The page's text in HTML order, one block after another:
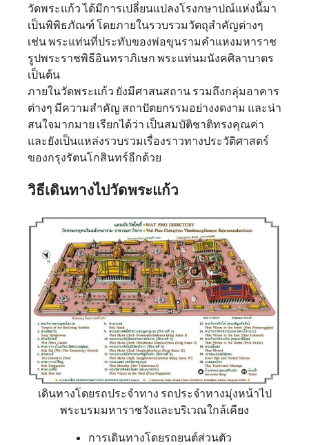
วัดพระแก้ว ได้มีการเปลี่ยนแปลงโรงกษาปณ์แห่งนี้มา
เป็นพิพิธภัณฑ์ โดยภายในรวบรวมวัตถุสำคัญต่างๆ
เช่น พระแท่นที่ประทับของพ่อขุนรามคำแหงมหาราช
รูปพระราชพิธีอินทราภิเษก พระแท่นมนังคศิลาบาตร
เป็นต้น
ภายในวัดพระแก้ว ยังมีศาสนสถาน รวมถึงกลุ่มอาคาร
ต่างๆ มีความสำคัญ สถาปัตยกรรมอย่างงดงาม และน่า
สนใจมากมาย เรียกได้ว่า เป็นสมบัติชาติทรงคุณค่า
และยังเป็นแหล่งรวบรวมเรื่องราวทางประวัติศาสตร์
ของกรุงรัตนโกสินทร์อีกด้วย
วิธีเดินทางไปวัดพระแก้ว
เดินทางโดยรถประจำทาง รถประจำทางมุ่งหน้าไป
พระบรมมหาราชวังและบริเวณใกล้เคียง
การเดินทางโดยรถยนต์ส่วนตัว